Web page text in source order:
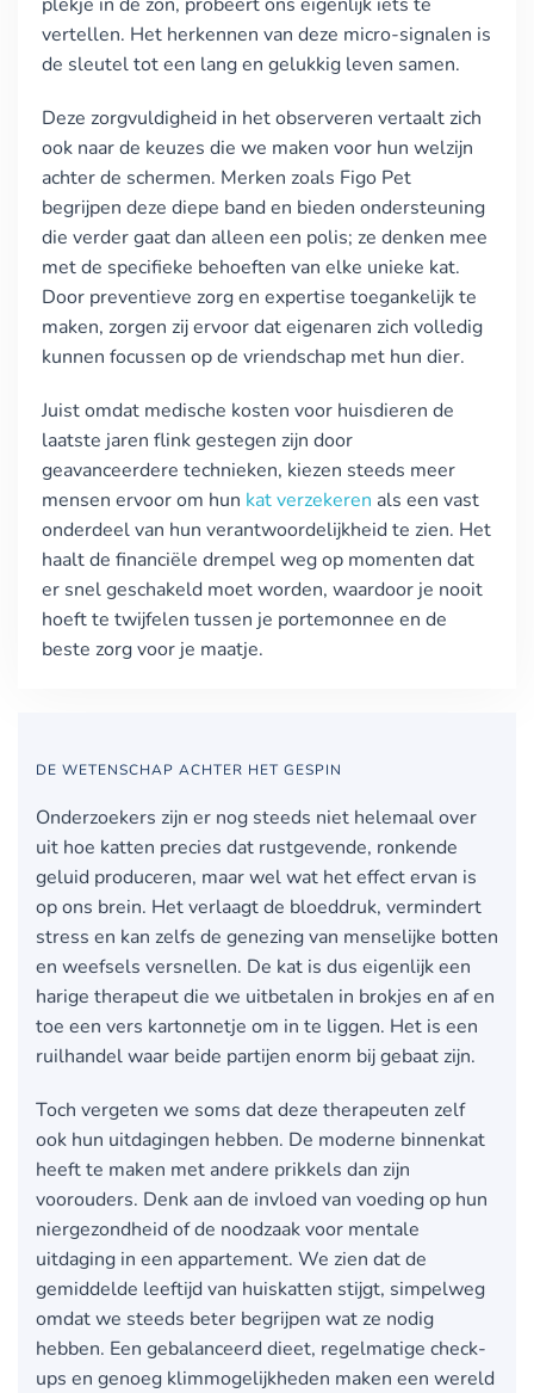
vertellen. Het herkennen van deze micro-signalen is
de sleutel tot een lang en gelukkig leven samen.
Deze zorgvuldigheid in het observeren vertaalt zich
ook naar de keuzes die we maken voor hun welzijn
achter de schermen. Merken zoals Figo Pet
begrijpen deze diepe band en bieden ondersteuning
die verder gaat dan alleen een polis; ze denken mee
met de specifieke behoeften van elke unieke kat.
Door preventieve zorg en expertise toegankelijk te
maken, zorgen zij ervoor dat eigenaren zich volledig
kunnen focussen op de vriendschap met hun dier.
Juist omdat medische kosten voor huisdieren de
laatste jaren flink gestegen zijn door
geavanceerdere technieken, kiezen steeds meer
mensen ervoor om hun kat verzekeren als een vast
onderdeel van hun verantwoordelijkheid te zien. Het
haalt de financiële drempel weg op momenten dat
er snel geschakeld moet worden, waardoor je nooit
hoeft te twijfelen tussen je portemonnee en de
beste zorg voor je maatje.
DE WETENSCHAP ACHTER HET GESPIN
Onderzoekers zijn er nog steeds niet helemaal over
uit hoe katten precies dat rustgevende, ronkende
geluid produceren, maar wel wat het effect ervan is
op ons brein. Het verlaagt de bloeddruk, vermindert
stress en kan zelfs de genezing van menselijke botten
en weefsels versnellen. De kat is dus eigenlijk een
harige therapeut die we uitbetalen in brokjes en af en
toe een vers kartonnetje om in te liggen. Het is een
ruilhandel waar beide partijen enorm bij gebaat zijn.
Toch vergeten we soms dat deze therapeuten zelf
ook hun uitdagingen hebben. De moderne binnenkat
heeft te maken met andere prikkels dan zijn
voorouders. Denk aan de invloed van voeding op hun
niergezondheid of de noodzaak voor mentale
uitdaging in een appartement. We zien dat de
gemiddelde leeftijd van huiskatten stijgt, simpelweg
omdat we steeds beter begrijpen wat ze nodig
hebben. Een gebalanceerd dieet, regelmatige check-
ups en genoeg klimmogelijkheden maken een wereld